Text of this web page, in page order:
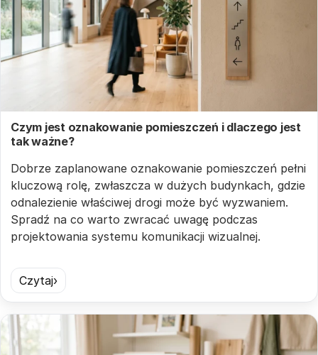
Czym jest oznakowanie pomieszczeń i dlaczego jest
tak ważne?
Dobrze zaplanowane oznakowanie pomieszczeń pełni
kluczową rolę, zwłaszcza w dużych budynkach, gdzie
odnalezienie właściwej drogi może być wyzwaniem.
Spradź na co warto zwracać uwagę podczas
projektowania systemu komunikacji wizualnej.
Czytaj